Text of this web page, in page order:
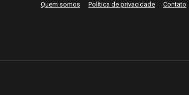
Quem somos Política de privacidade Contato